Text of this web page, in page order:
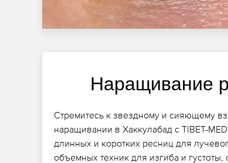
Наращивание
Стремитесь к звездному и сияющему
наращивании в Хаккулабад с TIBET-
длинных и коротких ресниц для
объемных техник для изгиба и густоты,